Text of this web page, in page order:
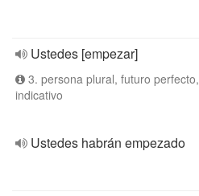
Ustedes [empezar]
3. persona plural, futuro perfecto,
indicativo
Ustedes habrán empezado